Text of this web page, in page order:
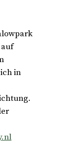
in